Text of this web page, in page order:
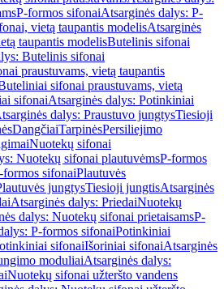
P-formos sifonaiAtsarginės dalys: P-
vietą taupantis modelisAtsarginės
taupantis modelisButelinis sifonai
Butelinis sifonai
praustuvams, vietą taupantis
sifonai praustuvams, vietą
sifonaiAtsarginės dalys: Potinkiniai
dalys: Praustuvo jungtysTiesioji
DangčiaiTarpinėsPersiliejimo
Nuotekų sifonai
Nuotekų sifonai plautuvėmsP-formos
formos sifonaiPlautuvės
jungtysTiesioji jungtisAtsarginės
Atsarginės dalys: PriedaiNuotekų
dalys: Nuotekų sifonai prietaisamsP-
P-formos sifonaiPotinkiniai
sifonaiIšoriniai sifonaiAtsarginės
moduliaiAtsarginės dalys:
Nuotekų sifonai užteršto vandens